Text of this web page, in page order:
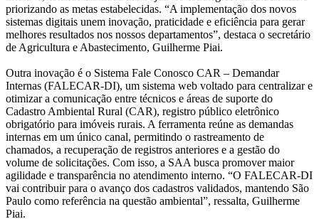
priorizando as metas estabelecidas. “A implementação dos novos
sistemas digitais unem inovação, praticidade e eficiência para gerar
melhores resultados nos nossos departamentos”, destaca o secretário
de Agricultura e Abastecimento, Guilherme Piai.
Outra inovação é o Sistema Fale Conosco CAR – Demandar
Internas (FALECAR-DI), um sistema web voltado para centralizar e
otimizar a comunicação entre técnicos e áreas de suporte do
Cadastro Ambiental Rural (CAR), registro público eletrônico
obrigatório para imóveis rurais. A ferramenta reúne as demandas
internas em um único canal, permitindo o rastreamento de
chamados, a recuperação de registros anteriores e a gestão do
volume de solicitações. Com isso, a SAA busca promover maior
agilidade e transparência no atendimento interno. “O FALECAR-DI
vai contribuir para o avanço dos cadastros validados, mantendo São
Paulo como referência na questão ambiental”, ressalta, Guilherme
Piai.